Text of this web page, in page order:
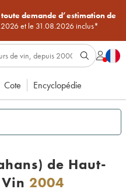
demande d’estimation de
et le 31.08.2026 inclus*
Cote Encyclopédie
de Haut-
2004